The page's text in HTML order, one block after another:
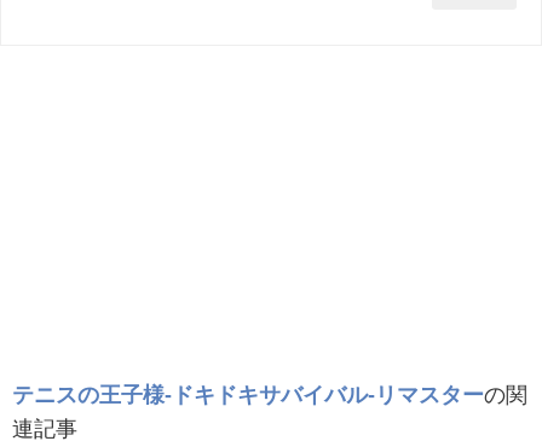
テニスの王子様-ドキドキサバイバル-リマスターの関
連記事